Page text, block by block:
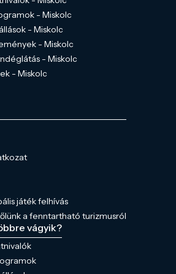
- Miskolc
- Miskolc
- Miskolc
- Miskolc
- Miskolc
játék felhívás
a fenntartható turizmusról
vágyik?